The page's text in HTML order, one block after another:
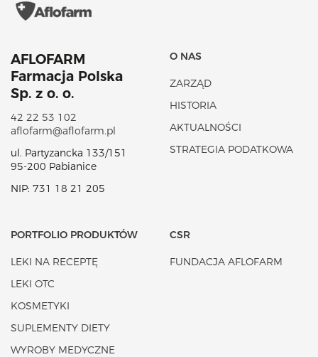
AFLOFARM
Farmacja Polska
Sp. z o. o.
42 22 53 102
aflofarm@aflofarm.pl
ul. Partyzancka 133/151
95-200 Pabianice
NIP: 731 18 21 205
O NAS
ZARZĄD
HISTORIA
AKTUALNOŚCI
STRATEGIA PODATKOWA
PORTFOLIO PRODUKTÓW
LEKI NA RECEPTĘ
LEKI OTC
KOSMETYKI
SUPLEMENTY DIETY
WYROBY MEDYCZNE
CSR
FUNDACJA AFLOFARM